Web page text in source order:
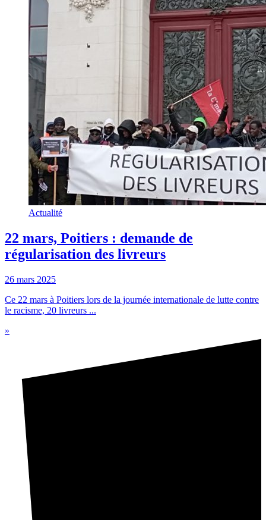
Actualité
22 mars, Poitiers : demande de
régularisation des livreurs
26 mars 2025
Ce 22 mars à Poitiers lors de la journée internationale de lutte contre
le racisme, 20 livreurs ...
»